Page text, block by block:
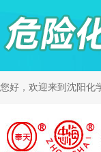
您好，欢迎来到 沈阳化